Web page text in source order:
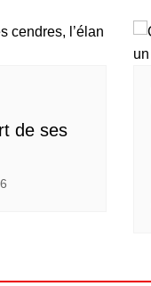
de ses